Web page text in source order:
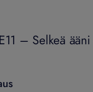
– Selkeä ääni